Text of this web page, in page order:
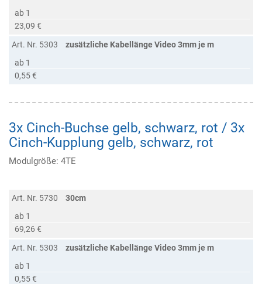
ab 1
23,09 €
Art. Nr. 5303
zusätzliche Kabellänge Video 3mm je m
ab 1
0,55 €
3x Cinch-Buchse gelb, schwarz, rot / 3x
Cinch-Kupplung gelb, schwarz, rot
Modulgröße: 4TE
Art. Nr. 5730
30cm
ab 1
69,26 €
Art. Nr. 5303
zusätzliche Kabellänge Video 3mm je m
ab 1
0,55 €